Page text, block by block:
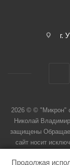
г.
2026 © © "Микрон"
Николай
защищены
сайт носит
Продолжая